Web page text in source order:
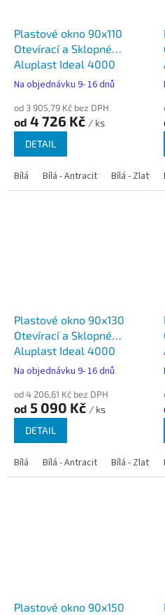
Plastové okno 90x110
Otevírací a Sklopné
Aluplast Ideal 4000
Na objednávku 9- 16 dnů
od 3 905,79 Kč bez DPH
od 4 726 Kč / ks
DETAIL
Bílá Bílá - Antracit Bílá - Zlatý
Plastové okno 90x130
Otevírací a Sklopné
Aluplast Ideal 4000
Na objednávku 9- 16 dnů
od 4 206,61 Kč bez DPH
od 5 090 Kč / ks
DETAIL
Bílá Bílá - Antracit Bílá - Zlatý
Plastové okno 90x150